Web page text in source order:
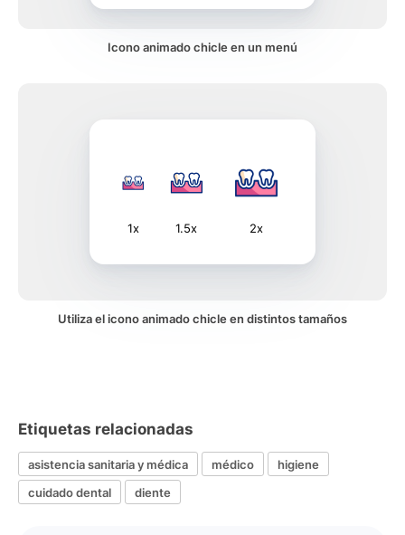
Icono animado chicle en un menú
1x 1.5x 2x
Utiliza el icono animado chicle en distintos tamaños
Etiquetas relacionadas
asistencia sanitaria y médica médico
higiene
cuidado dental
diente